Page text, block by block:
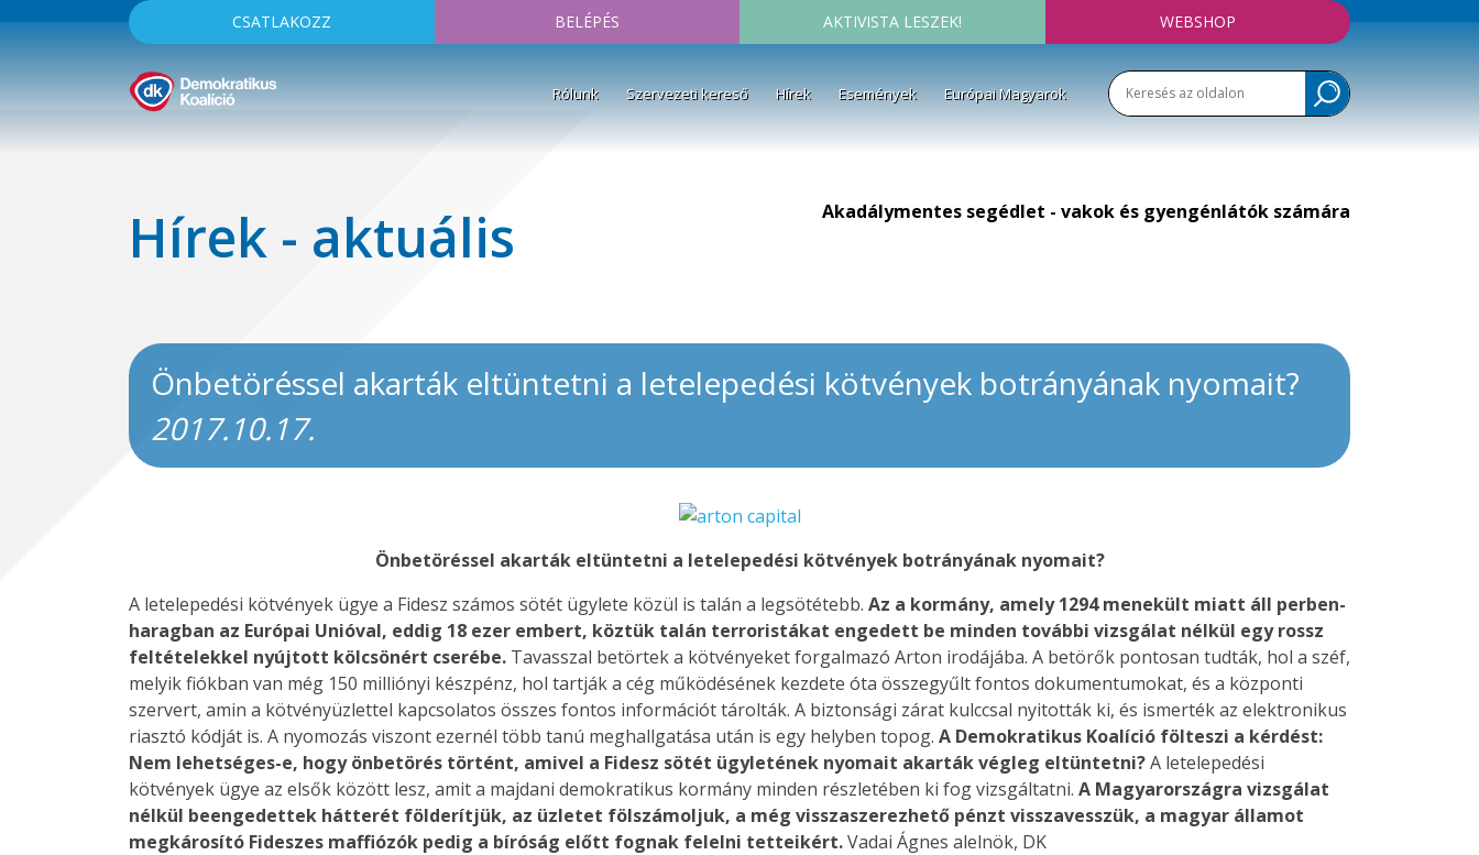
CSATLAKOZZ BELÉPÉS AKTIVISTA LESZEK! WEBSHOP
Rólunk Szervezeti kereső Hírek Események Európai Magyarok
Hírek - aktuális Akadálymentes segédlet - vakok és gyengénlátók számára
Önbetöréssel akarták eltüntetni a letelepedési kötvények botrányának nyomait?
2017.10.17.
Önbetöréssel akarták eltüntetni a letelepedési kötvények botrányának nyomait?
A letelepedési kötvények ügye a Fidesz számos sötét ügylete közül is talán a legsötétebb. Az a kormány, amely 1294 menekült miatt áll perben-
haragban az Európai Unióval, eddig 18 ezer embert, köztük talán terroristákat engedett be minden további vizsgálat nélkül egy rossz
feltételekkel nyújtott kölcsönért cserébe. Tavasszal betörtek a kötvényeket forgalmazó Arton irodájába. A betörők pontosan tudták, hol a széf,
melyik fiókban van még 150 milliónyi készpénz, hol tartják a cég működésének kezdete óta összegyűlt fontos dokumentumokat, és a központi
szervert, amin a kötvényüzlettel kapcsolatos összes fontos információt tárolták. A biztonsági zárat kulccsal nyitották ki, és ismerték az elektronikus
riasztó kódját is. A nyomozás viszont ezernél több tanú meghallgatása után is egy helyben topog. A Demokratikus Koalíció fölteszi a kérdést:
Nem lehetséges-e, hogy önbetörés történt, amivel a Fidesz sötét ügyletének nyomait akarták végleg eltüntetni?A letelepedési
kötvények ügye az elsők között lesz, amit a majdani demokratikus kormány minden részletében ki fog vizsgáltatni. A Magyarországra vizsgálat
nélkül beengedettek hátterét földerítjük, az üzletet fölszámoljuk, a még visszaszerezhető pénzt visszavesszük, a magyar államot
megkárosító Fideszes maffiózók pedig a bíróság előtt fognak felelni tetteikért.Vadai Ágnes alelnök, DK